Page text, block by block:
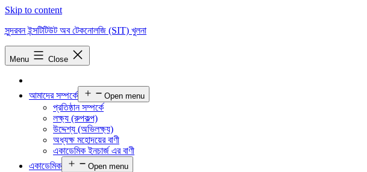
Skip to content
সুন্দরবন ইন্সটিটিউট অব টেকনোলজি (SIT) খুলনা
Menu Close
আমাদের সম্পর্কে Open menu
প্রতিষ্ঠান সম্পর্কে
লক্ষ্য (রুপকল্প)
উদ্দেশ্য (অভিলক্ষ্য)
অধ্যক্ষ মহোদয়ের বাণী
একাডেমিক ইনচার্জ এর বাণী
একাডেমিক
Open menu